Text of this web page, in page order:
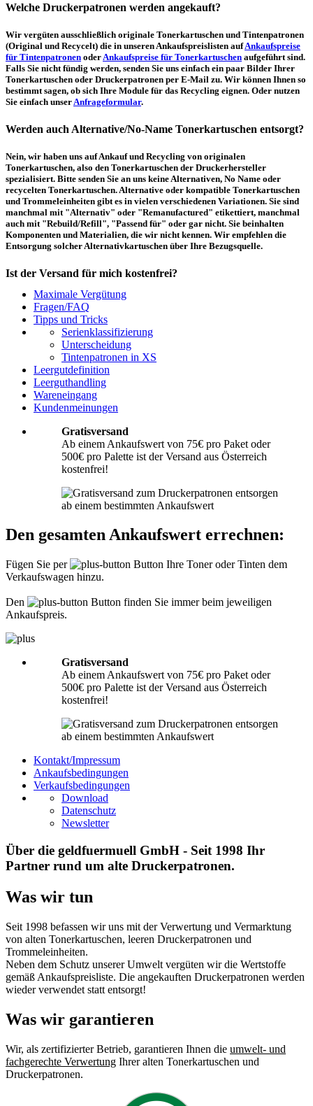
Welche Druckerpatronen werden angekauft?
Wir vergüten ausschließlich originale Tonerkartuschen und Tintenpatronen
(Original und Recycelt) die in unseren Ankaufspreislisten aufAnkaufspreise
für Tintenpatronen oder Ankaufspreise für Tonerkartuschen aufgeführt sind.
Falls Sie nicht fündig werden, senden Sie uns einfach ein paar Bilder Ihrer
Tonerkartuschen oder Druckerpatronen per E-Mail zu. Wir können Ihnen so
bestimmt sagen, ob sich Ihre Module für das Recycling eignen. Oder nutzen
Sie einfach unser Anfrageformular.
Werden auch Alternative/No-Name Tonerkartuschen entsorgt?
Nein, wir haben uns auf Ankauf und Recycling von originalen
Tonerkartuschen, also den Tonerkartuschen der Druckerhersteller
spezialisiert. Bitte senden Sie an uns keine Alternativen, No Name oder
recycelten Tonerkartuschen. Alternative oder kompatible Tonerkartuschen
und Trommeleinheiten gibt es in vielen verschiedenen Variationen. Sie sind
manchmal mit "Alternativ" oder "Remanufactured" etikettiert, manchmal
auch mit "Rebuild/Refill", "Passend für" oder gar nicht. Sie beinhalten
Komponenten und Materialien, die wir nicht kennen. Wir empfehlen die
Entsorgung solcher Alternativkartuschen über Ihre Bezugsquelle.
Ist der Versand für mich kostenfrei?
Ein kostenfreier Versand aus Österreich (per Paketmarke oder Abholung) ist
erst ab einem Ankaufswert von 75,00€ pro Paket bzw. 500,00€ pro Palette
möglich. Unter diesen Werten belaufen sich die Rücksendekosten auf 10,71€
pro Paket bzw. 119,00€ pro Palette (inkl. MwSt.). Diese werden vom
eingesandten Ankaufswert abgezogen. Falls Sie die o. g. Werte nicht
erreichen, empfehlen wir Ihnen den Versand auf eigene Kosten! Unter
Versand können Sie den Versandablauf beginnen.
Wie muss ich die Kartuschen und Patronen verpacken?
sich um hochempfindliche Konstruktionen. Daher ist es wichtig, dass Sie für
eine sichere Transportverpackung sorgen. Die Verpackung muss den Inhalt
der Sendung gegen Beanspruchungen, denen sie normalerweise während des
Versandes ausgesetzt ist (z.B. durch Druck, Stoß, Fall oder Vibration) sicher
Informationen hierzu finden Sie unter Richtig packen.
Bitte legen Sie Ihrer Lieferung immer den
Angaben bei: Firmenname, Ansprechpartner, Adresse, Telefon- und
Faxnummer, Email-Adresse und Steuernummer. Falls Sie als Privatperson
senden, benötigen wir nur Ihren Namen, Adresse, Telefonnummer und
Tinten ist nicht erforderlich.
Maximale Vergütung
Fragen/FAQ
Tipps und Tricks
Serienklassifizierung
Unterscheidung
Tintenpatronen in XS
Leergutdefinition
Leerguthandling
Wareneingang
Kundenmeinungen
Gratisversand
Ab einem Ankaufswert von 75€ pro Paket oder
500€ pro Palette ist der Versand aus Österreich
kostenfrei!
Den gesamten Ankaufswert errechnen:
Fügen Sie per
Button Ihre Toner oder Tinten dem
Verkaufswagen hinzu.
Den
Button finden Sie immer beim jeweiligen
Ankaufspreis.
Gratisversand
Ab einem Ankaufswert von 75€ pro Paket oder
500€ pro Palette ist der Versand aus Österreich
kostenfrei!
Kontakt/Impressum
Ankaufsbedingungen
Verkaufsbedingungen
Download
Datenschutz
Newsletter
Über die geldfuermuell GmbH - Seit 1998 Ihr
Partner rund um alte Druckerpatronen.
Was wir tun
Seit 1998 befassen wir uns mit der Verwertung und Vermarktung
von alten Tonerkartuschen, leeren Druckerpatronen und
Trommeleinheiten.
Neben dem Schutz unserer Umwelt vergüten wir die Wertstoffe
gemäß Ankaufspreisliste. Die angekauften Druckerpatronen werden
wieder verwendet statt entsorgt!
Was wir garantieren
Wir, als zertifizierter Betrieb, garantieren Ihnen die umwelt- und
fachgerechte Verwertung Ihrer alten Tonerkartuschen und
Druckerpatronen.